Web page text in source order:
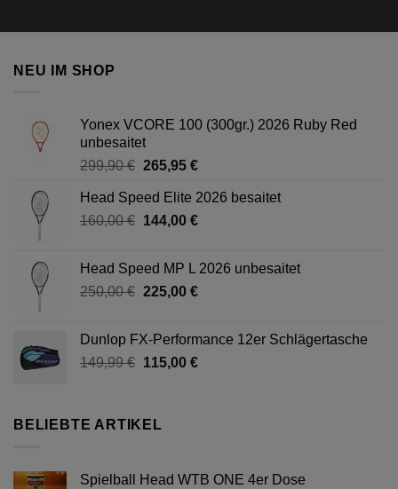
NEU IM SHOP
Yonex VCORE 100 (300gr.) 2026 Ruby Red
unbesaitet
299,90€ Ursprünglicher
war:
299,90 €
265,95 €Aktueller
ist:
265,95 €.
Head Speed Elite 2026 besaitet
160,00€ Ursprünglicher
160,00 €
144,00 €Aktueller
144,00 €.
Head Speed MP L 2026 unbesaitet
250,00€ Ursprünglicher
250,00 €
225,00 €Aktueller
225,00 €.
Dunlop FX-Performance 12er Schlägertasche
149,99€ Ursprünglicher
149,99 €
115,00 €Aktueller
BELIEBTE ARTIKEL
Spielball Head WTB ONE 4er Dose